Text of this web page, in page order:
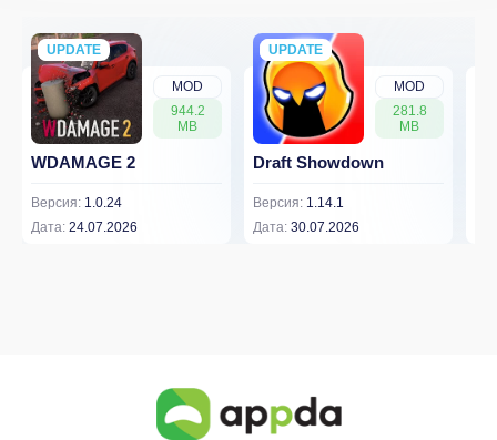
MOD
944.2
MB
UPDATE
NEW
WDAMAGE 2
Версия: 1.0.24
Дата: 24.07.2026
MOD
281.8
MB
UPDATE
NEW
Draft Showdown
Версия: 1.14.1
Дата: 30.07.2026